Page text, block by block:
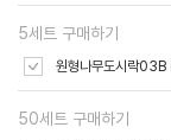
5세트 구매하기
원형나무도시락
50세트 구매하기